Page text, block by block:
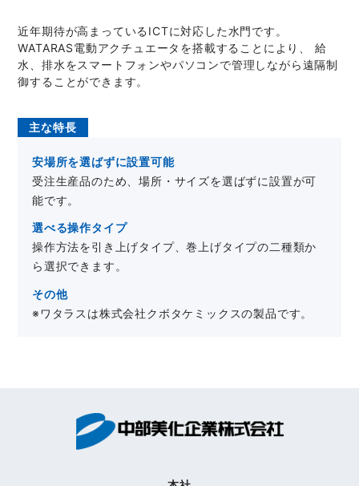
近年期待が高まっているICTに対応した水門です。
WATARAS電動アクチュエータを搭載することにより、 給
水、排水をスマートフォンやパソコンで管理しながら遠隔制
御することができます。
主な特長
安場所を選ばずに設置可能
受注生産品のため、場所・サイズを選ばずに設置が可
能です。
選べる操作タイプ
操作方法を引き上げタイプ、巻上げタイプの二種類か
ら選択できます。
その他
※ワタラスは株式会社クボタケミックスの製品です。